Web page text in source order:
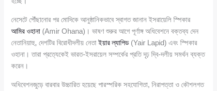
নেসেটে পৌঁছানোর পর মোদিকে আনুষ্ঠানিকভাবে স্বাগত জানান ইসরায়েলি স্পিকার
আমির ওহানা (Amir Ohana)। ভাষণ শুরুর আগে পূর্ণাঙ্গ অধিবেশনে বক্তব্য দেন
নেতানিয়াহু, দেশটির বিরোধীদলীয় নেতাইয়ার ল্যাপিড (Yair Lapid) এবং স্পিকার
ওহানা। তারা প্রত্যেকেই ভারত-ইসরায়েল সম্পর্কের প্রতি দৃঢ় দ্বি-দলীয় সমর্থন ব্যক্ত
করেন।
অধিবেশনজুড়ে বারবার উচ্চারিত হয়েছে পারস্পরিক সহযোগিতা, নিরাপত্তা ও কৌশলগত